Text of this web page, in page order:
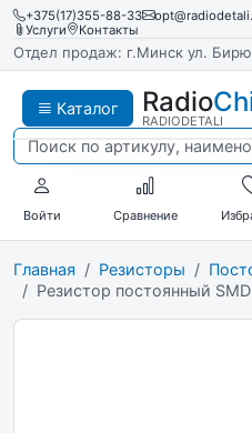
+375(17)355-88-33
Услуги
Контакты
Отдел продаж: г.Минск ул.
Каталог Radio
RADIODETALI
Войти Сравнение
Главная Резисторы
Резистор постоянный